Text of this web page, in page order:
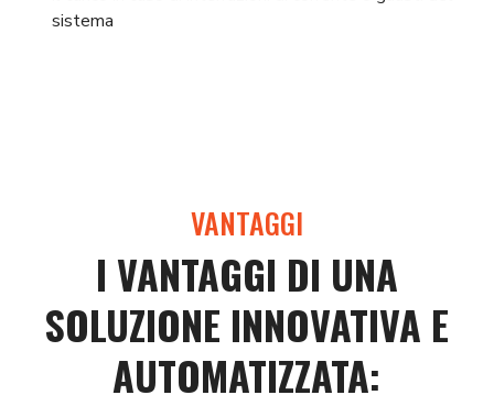
sistem​a
VANTAGGI
I VANTAGGI DI UNA
SOLUZIONE INNOVATIVA E
AUTOMATIZZATA: